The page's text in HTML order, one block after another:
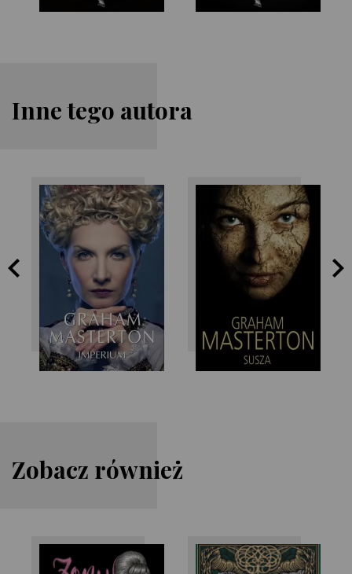
Inne tego autora
Graham
Masterton
Graham
Masterton
Zobacz również